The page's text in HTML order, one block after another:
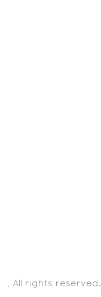
, All rights reserved.